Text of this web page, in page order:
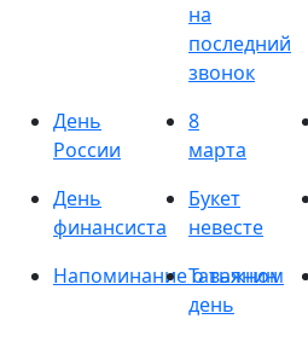
на
последний
звонок
День
России
8
марта
День
финансиста
Букет
невесте
Напоминание о важном
Татьянин
день